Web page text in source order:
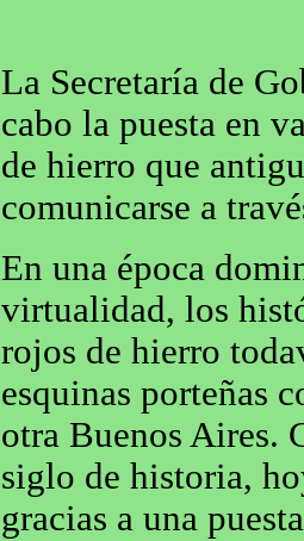
La Secretaría de
cabo la puesta en
de hierro que
comunicarse a
En una época
virtualidad, los
rojos de hierro
esquinas porteñas
otra Buenos Aires.
siglo de historia,
gracias a una